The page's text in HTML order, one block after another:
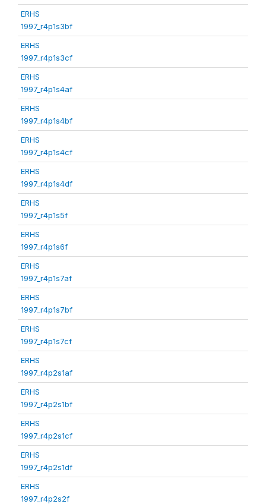
ERHS
1997_r4p1s3bf
ERHS
1997_r4p1s3cf
ERHS
1997_r4p1s4af
ERHS
1997_r4p1s4bf
ERHS
1997_r4p1s4cf
ERHS
1997_r4p1s4df
ERHS
1997_r4p1s5f
ERHS
1997_r4p1s6f
ERHS
1997_r4p1s7af
ERHS
1997_r4p1s7bf
ERHS
1997_r4p1s7cf
ERHS
1997_r4p2s1af
ERHS
1997_r4p2s1bf
ERHS
1997_r4p2s1cf
ERHS
1997_r4p2s1df
ERHS
1997_r4p2s2f